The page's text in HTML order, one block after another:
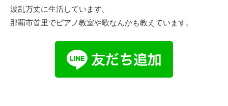
波乱万丈に生活しています。
那覇市首里でピアノ教室や歌なんかも教えています。